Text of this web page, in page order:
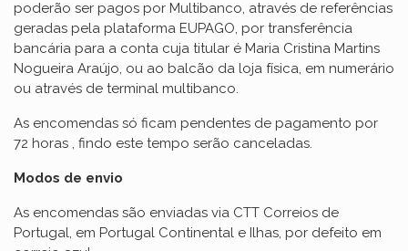
poderão ser pagos por Multibanco, através de referências
geradas pela plataforma EUPAGO, por transferência
bancária para a conta cuja titular é Maria Cristina Martins
Nogueira Araújo, ou ao balcão da loja física, em numerário
ou através de terminal multibanco.
As encomendas só ficam pendentes de pagamento por
72 horas , findo este tempo serão canceladas.
Modos de envio
As encomendas são enviadas via CTT Correios de
Portugal, em Portugal Continental e Ilhas, por defeito em